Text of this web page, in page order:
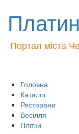
Портал міста
Головна
Каталог
Ресторани
Весілля
Плітки